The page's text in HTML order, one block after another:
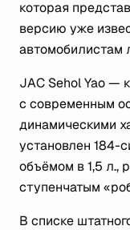
которая
версию уже
автомобилистам
JAC Sehol Yao —
с современным
динамическими
установлен 184-
объёмом в 1,5 л.,
ступенчатым
В списке